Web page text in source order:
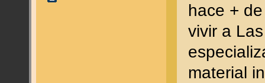
hace +
vivir a
material